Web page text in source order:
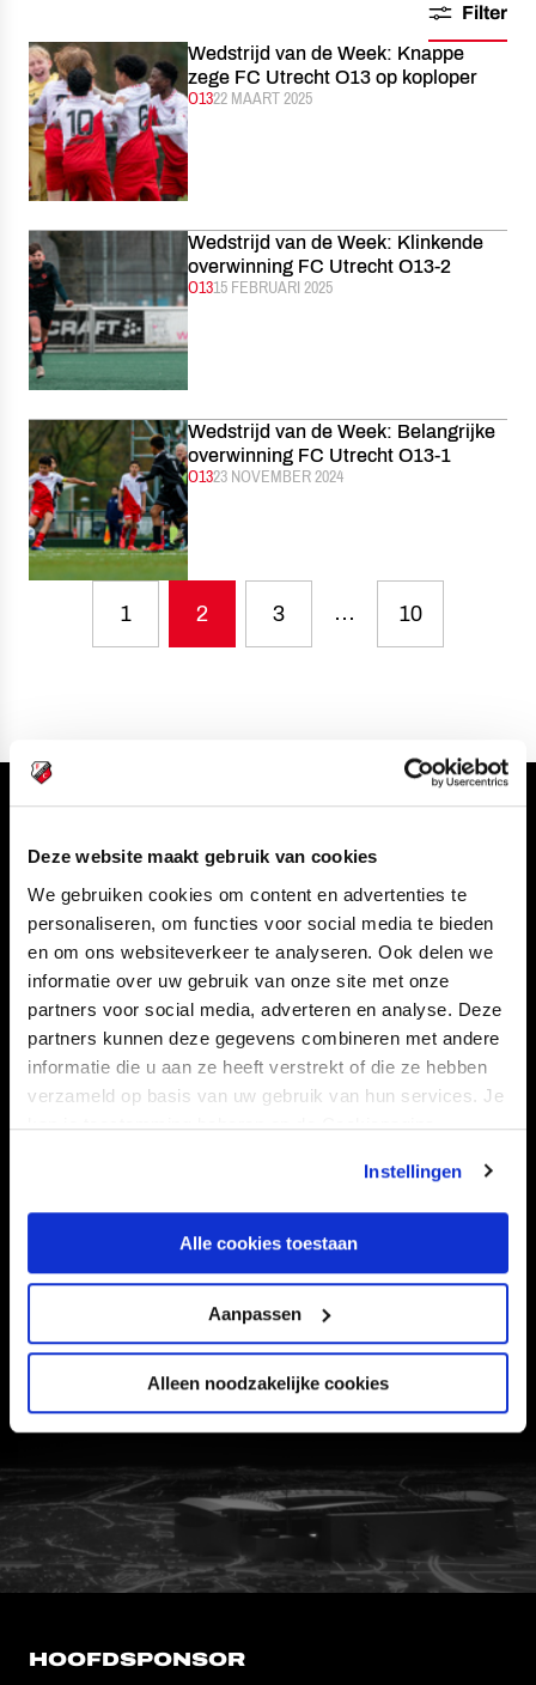
Deze website maakt gebruik van cookies
We gebruiken cookies om content en advertenties te
personaliseren, om functies voor social media te bieden
en om ons websiteverkeer te analyseren. Ook delen we
informatie over uw gebruik van onze site met onze
partners voor social media, adverteren en analyse. Deze
partners kunnen deze gegevens combineren met andere
informatie die u aan ze heeft verstrekt of die ze hebben
verzameld op basis van uw gebruik van hun services. Je
kan je toestemming beheren op de Cookiepagina.
Instellingen
Alle cookies toestaan
Aanpassen
Alleen noodzakelijke cookies
Filter
Wedstrijd van de Week: Knappe
zege FC Utrecht O13 op koploper
CATEGORIE:
O13GEPUBLICEERD:
22 MAART 2025
Wedstrijd van de Week: Klinkende
overwinning FC Utrecht O13-2
CATEGORIE:
O13GEPUBLICEERD:
15 FEBRUARI 2025
Wedstrijd van de Week: Belangrijke
overwinning FC Utrecht O13-1
CATEGORIE:
O13GEPUBLICEERD:
23 NOVEMBER 2024
1 2 3 … 10
Navigeer naar
CLUB
TEAMS
SUPPORTERS
FOUNDATION
KAARTVERKOOP
BUSINESS
Informatie
VEELGESTELDE VRAGEN
VERTROUWENSPERSOON
FC Utrecht<br>vanuit<br>het
HOOFDSPONSOR